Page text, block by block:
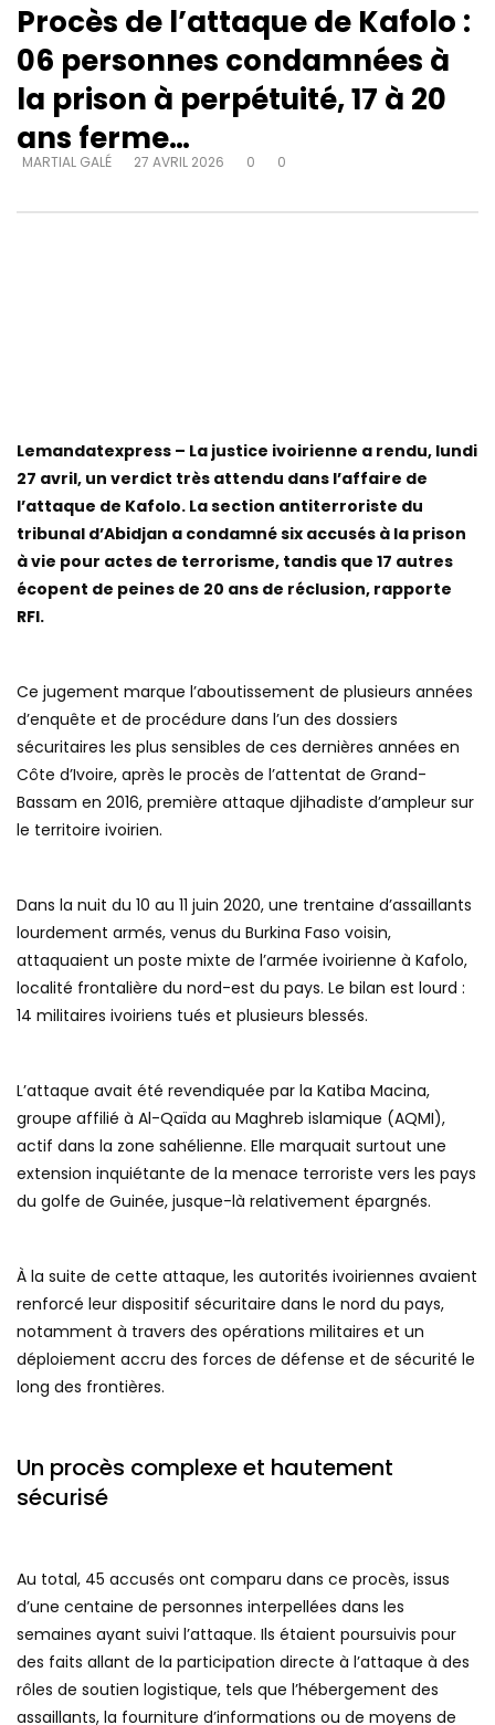
Procès de l’attaque de Kafolo :
06 personnes condamnées à
la prison à perpétuité, 17 à 20
ans ferme…
MARTIAL GALÉ 27 AVRIL 2026 0 0
Lemandatexpress – La justice ivoirienne a rendu, lundi
27 avril, un verdict très attendu dans l’affaire de
l’attaque de Kafolo. La section antiterroriste du
tribunal d’Abidjan a condamné six accusés à la prison
à vie pour actes de terrorisme, tandis que 17 autres
écopent de peines de 20 ans de réclusion, rapporte
RFI.
Ce jugement marque l’aboutissement de plusieurs années
d’enquête et de procédure dans l’un des dossiers
sécuritaires les plus sensibles de ces dernières années en
Côte d’Ivoire, après le procès de l’attentat de Grand-
Bassam en 2016, première attaque djihadiste d’ampleur sur
le territoire ivoirien.
Dans la nuit du 10 au 11 juin 2020, une trentaine d’assaillants
lourdement armés, venus du Burkina Faso voisin,
attaquaient un poste mixte de l’armée ivoirienne à Kafolo,
localité frontalière du nord-est du pays. Le bilan est lourd :
14 militaires ivoiriens tués et plusieurs blessés.
L’attaque avait été revendiquée par la Katiba Macina,
groupe affilié à Al-Qaïda au Maghreb islamique (AQMI),
actif dans la zone sahélienne. Elle marquait surtout une
extension inquiétante de la menace terroriste vers les pays
du golfe de Guinée, jusque-là relativement épargnés.
À la suite de cette attaque, les autorités ivoiriennes avaient
renforcé leur dispositif sécuritaire dans le nord du pays,
notamment à travers des opérations militaires et un
déploiement accru des forces de défense et de sécurité le
long des frontières.
Un procès complexe et hautement
sécurisé
Au total, 45 accusés ont comparu dans ce procès, issus
d’une centaine de personnes interpellées dans les
semaines ayant suivi l’attaque. Ils étaient poursuivis pour
des faits allant de la participation directe à l’attaque à des
rôles de soutien logistique, tels que l’hébergement des
assaillants, la fourniture d’informations ou de moyens de